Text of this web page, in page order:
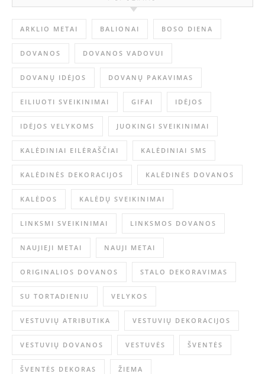
ARKLIO METAI BALIONAI BOSO DIENA
DOVANOS DOVANOS VADOVUI
DOVANŲ IDĖJOS DOVANŲ PAKAVIMAS
EILIUOTI SVEIKINIMAI GIFAI IDĖJOS
IDĖJOS VELYKOMS JUOKINGI SVEIKINIMAI
KALĖDINIAI EILĖRAŠČIAI KALĖDINIAI SMS
KALĖDINĖS DEKORACIJOS KALĖDINĖS DOVANOS
KALĖDOS KALĖDŲ SVEIKINIMAI
LINKSMI SVEIKINIMAI LINKSMOS DOVANOS
NAUJIEJI METAI NAUJI METAI
ORIGINALIOS DOVANOS STALO DEKORAVIMAS
SU TORTADIENIU VELYKOS
VESTUVIŲ ATRIBUTIKA VESTUVIŲ DEKORACIJOS
VESTUVIŲ DOVANOS VESTUVĖS ŠVENTĖS
ŠVENTĖS DEKORAS ŽIEMA